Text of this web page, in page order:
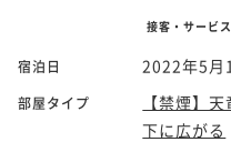
接客・サービス
宿泊日 2022年5月
部屋タイプ
【禁煙】
下に広がる